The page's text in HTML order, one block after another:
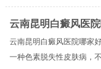
云南昆明白癜风医
云南昆明白癜风医院哪家
一种色素脱失性皮肤病，不